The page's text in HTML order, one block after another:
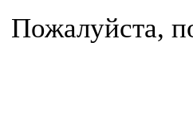
Пожалуйста,